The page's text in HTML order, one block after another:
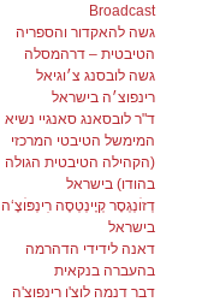
Broadcast
גשה להאקדור והספריה
הטיבטית – דרהמסלה
גשה לובסנג צ׳וגיאל
רינפוצ׳ה בישראל
ד"ר לובסאנג סאנגיי נשיא
המימשל הטיבטי המרכזי
(הקהילה הטיבטית הגולה
בהודו) בישראל
דְזוׄנְגְסָר קְיֶינְטְסֶה רׅינְפּוׄצֶ‘ה
בישראל
דאנה לידידי הדהרמה
בהעברה בנקאית
דבר דנמה לוצ'ו רינפוצ'ה